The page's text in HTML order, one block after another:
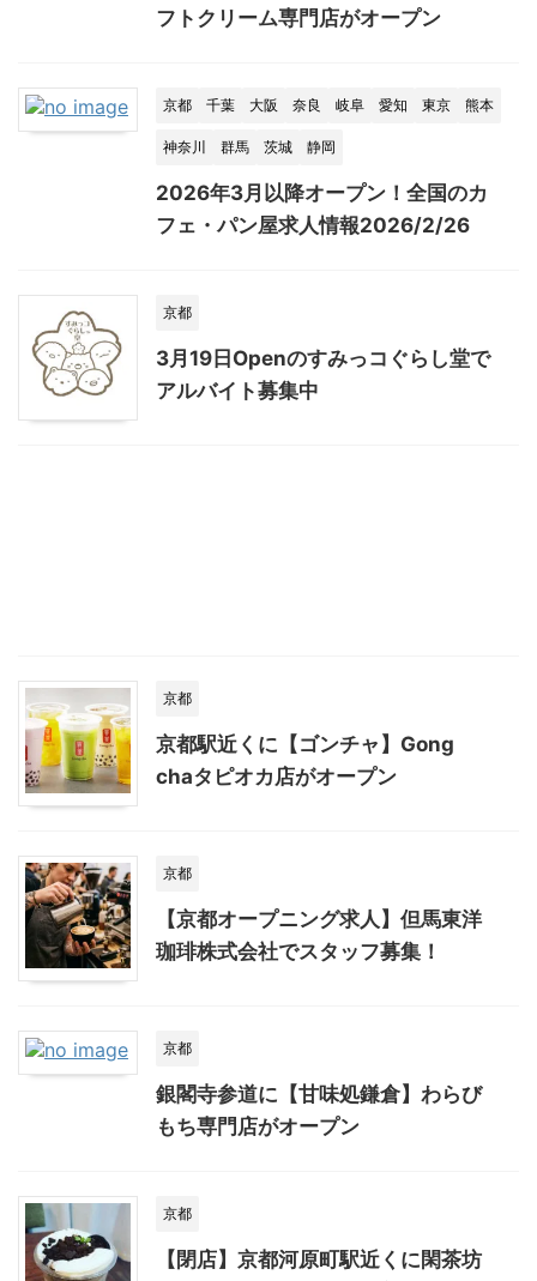
フトクリーム専門店がオープン
京都 千葉 大阪 奈良 岐阜 愛知 東京 熊本
神奈川 群馬 茨城 静岡
2026年3月以降オープン！全国のカ
フェ・パン屋求人情報2026/2/26
京都
3月19日Openのすみっコぐらし堂で
アルバイト募集中
京都
京都駅近くに【ゴンチャ】Gong
chaタピオカ店がオープン
京都
【京都オープニング求人】但馬東洋
珈琲株式会社でスタッフ募集！
京都
銀閣寺参道に【甘味処鎌倉】わらび
もち専門店がオープン
京都
【閉店】京都河原町駅近くに閑茶坊